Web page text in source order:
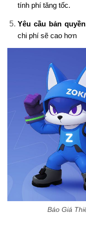
tính phí tăng tốc.
Yêu cầu bản quyền
chi phí sẽ cao hơn
Báo Giá